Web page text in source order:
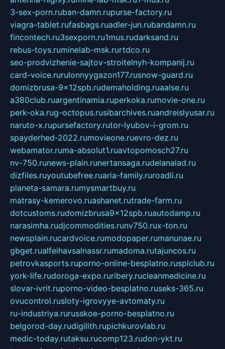
3-sex-porn.ruban-damn.rupurse-factory.ru
viagra-tablet.rufasbags.ruadler-jun.rubandamn.ru
fincontech.ru3sexporn.ru1mus.rudarksand.ru
rebus-toys.ruminelab-msk.rurtdco.ru
seo-prodvizhenie-sajtov-stroitelnyh-kompanij.ru
card-voice.rurulonnyygazon177.rusnow-guard.ru
domizbrusa-9x12spb.rudemaholding.ruaalse.ru
a380club.ruargentinamia.ruperkoka.rumovie-one.ru
perk-oka.rug-octopus.rusibarchives.ruandreislyusar.ru
naruto-x.rupursefactory.rutor-lyubov-i-grom.ru
spayderhed-2022.rumovieone.ruevro-dez.ru
webamator.ruma-absolut1.ruavtopomosch27.ru
nv-750.runews-plain.runertansaga.rudelanalad.ru
dizfiles.ruyoutubefree.ruaria-family.ruroadli.ru
planeta-samara.rumysmartbuy.ru
matrasy-kemerovo.ruashanet.rutrade-farm.ru
dotcustoms.rudomizbrusa9x12spb.ruautodamp.ru
narasimha.rudjcommodities.runv750.rux-ton.ru
newsplain.rucardvoice.rumodopaper.rumanunae.ru
gbget.rualfeihavsalnassr.rumadoma.rutajuncos.ru
petrovkasports.ruporno-online-besplatno.rusplclub.ru
york-life.rudoroga-expo.ruribery.rucleanmedicine.ru
slovar-ivrit.ruporno-video-besplatno.ruseks-365.ru
ovucontrol.rusloty-igrovyye-avtomaty.ru
ru-industriya.rurusskoe-porno-besplatno.ru
belgorod-day.rudigilith.rupichkurovlab.ru
medic-today.rutaksu.rucomp123.rudon-ykt.ru